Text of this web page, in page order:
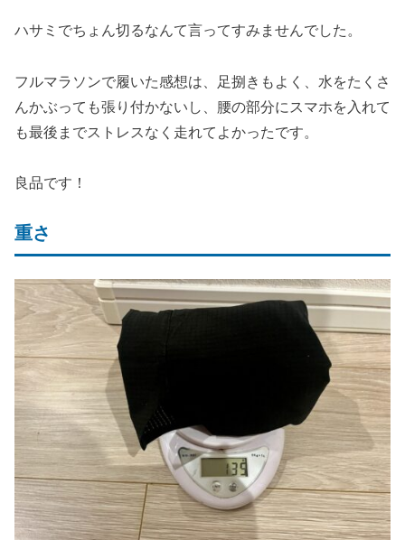
ハサミでちょん切るなんて言ってすみませんでした。
フルマラソンで履いた感想は、足捌きもよく、水をたくさ
んかぶっても張り付かないし、腰の部分にスマホを入れて
も最後までストレスなく走れてよかったです。
良品です！
重さ